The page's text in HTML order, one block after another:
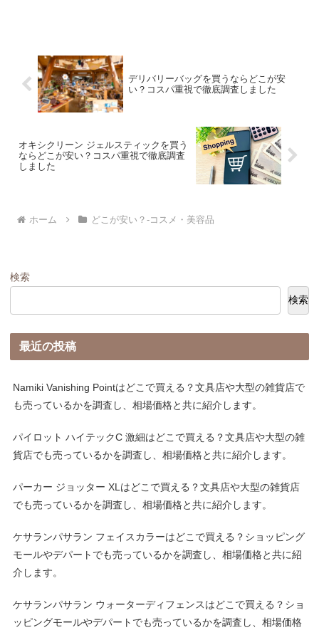
デリバリーバッグを買うならどこが安
い？コスパ重視で徹底調査しました
オキシクリーン ジェルスティックを買う
ならどこが安い？コスパ重視で徹底調査
しました
ホーム どこが安い？-コスメ・美容品
検索
検索
最近の投稿
Namiki Vanishing Pointはどこで買える？文具店や大型の雑貨店で
も売っているかを調査し、相場価格と共に紹介します。
パイロット ハイテックC 激細はどこで買える？文具店や大型の雑
貨店でも売っているかを調査し、相場価格と共に紹介します。
パーカー ジョッター XLはどこで買える？文具店や大型の雑貨店
でも売っているかを調査し、相場価格と共に紹介します。
ケサランパサラン フェイスカラーはどこで買える？ショッピング
モールやデパートでも売っているかを調査し、相場価格と共に紹
介します。
ケサランパサラン ウォーターディフェンスはどこで買える？ショ
ッピングモールやデパートでも売っているかを調査し、相場価格